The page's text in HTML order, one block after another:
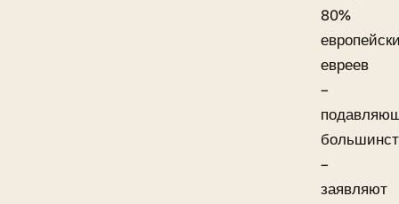
80%
евреев
–
–
заявляют